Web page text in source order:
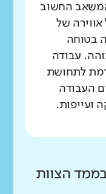
המשאב החשוב
של
בטוחה
עבודה
לתחושת
העבודה
ועייפות.
הצוות